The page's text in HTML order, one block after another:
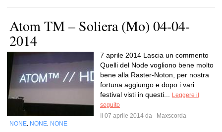
Atom TM – Soliera (Mo) 04-04-
2014
7 aprile 2014 Lascia un commento
Quelli del Node vogliono bene molto
bene alla Raster-Noton, per nostra
fortuna aggiungo e dopo i vari
festival visti in questi...
Leggere il
seguito
Il 07 aprile 2014 da
Maxscorda
NONE NONE NONE